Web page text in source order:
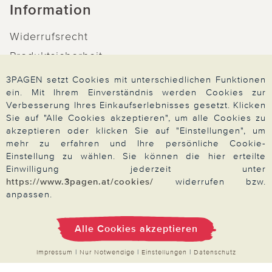
Information
Widerrufsrecht
Produktsicherheit
Barrierefreiheit
Unsere Marken
Qualitätsversprechen
Zahlung & Versand
Über 3PAGEN
3PAGEN setzt Cookies mit unterschiedlichen Funktionen
ein. Mit Ihrem Einverständnis werden Cookies zur
Verbesserung Ihres Einkaufserlebnisses gesetzt. Klicken
Sie auf "Alle Cookies akzeptieren", um alle Cookies zu
akzeptieren oder klicken Sie auf "Einstellungen", um
mehr zu erfahren und Ihre persönliche Cookie-
Einstellung zu wählen. Sie können die hier erteilte
Einwilligung jederzeit unter
https://www.3pagen.at/cookies/ widerrufen bzw.
anpassen.
Alle Cookies akzeptieren
Impressum | Nur Notwendige | Einstellungen | Datenschutz